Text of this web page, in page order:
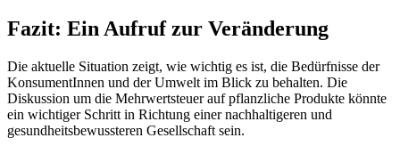
Fazit: Ein Aufruf zur Veränderung
Die aktuelle Situation zeigt, wie wichtig es ist, die Bedürfnisse der
KonsumentInnen und der Umwelt im Blick zu behalten. Die
Diskussion um die Mehrwertsteuer auf pflanzliche Produkte könnte
ein wichtiger Schritt in Richtung einer nachhaltigeren und
gesundheitsbewussteren Gesellschaft sein.